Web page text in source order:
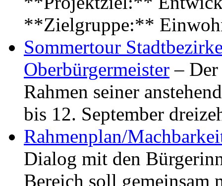
**Zielgruppe:**
Sommertour
Oberbürgermeister –
Rahmen seiner
bis 12. September
Rahmenplan/
Dialog mit den
Bereich soll gemeinsam